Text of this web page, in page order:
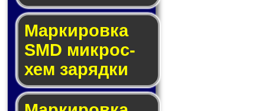
Маркировка
SMD мик­рос­
хем за­ряд­ки